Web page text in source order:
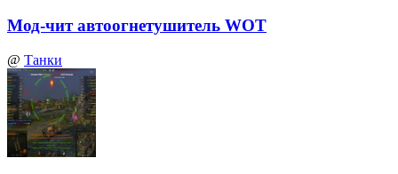
Мод-чит автоогнетушитель WOT
@ Танки